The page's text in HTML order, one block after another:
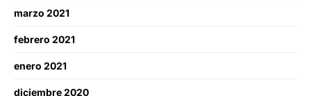
marzo 2021
febrero 2021
enero 2021
diciembre 2020